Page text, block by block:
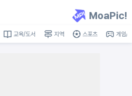
MoaPic!
교육/도서 지역 스포츠 게임/